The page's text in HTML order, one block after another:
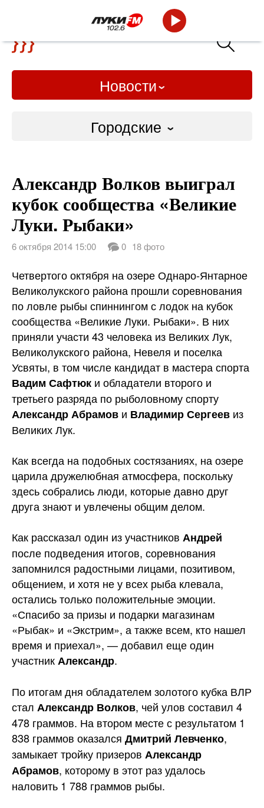
Новости
Городские
Слово Дело
Народные
ВТРК
Александр Волков выиграл
кубок сообщества «Великие
Луки. Рыбаки»
6 октября 2014 15:00 0 18 фото
Четвертого октября на озере Однаро-Янтарное
Великолукского района прошли соревнования
по ловле рыбы спиннингом с лодок на кубок
сообщества «Великие Луки. Рыбаки». В них
приняли участи 43 человека из Великих Лук,
Великолукского района, Невеля и поселка
Усвяты, в том числе кандидат в мастера спорта
Вадим Сафтюк и обладатели второго и
третьего разряда по рыболовному спорту
Александр Абрамов и Владимир Сергеев из
Великих Лук.
Как всегда на подобных состязаниях, на озере
царила дружелюбная атмосфера, поскольку
здесь собрались люди, которые давно друг
друга знают и увлечены общим делом.
Как рассказал один из участников Андрей
после подведения итогов, соревнования
запомнился радостными лицами, позитивом,
общением, и хотя не у всех рыба клевала,
остались только положительные эмоции.
«Спасибо за призы и подарки магазинам
«Рыбак» и «Экстрим», а также всем, кто нашел
время и приехал», — добавил еще один
участникАлександр.
По итогам дня обладателем золотого кубка ВЛР
стал Александр Волков, чей улов составил 4
478 граммов. На втором месте с результатом 1
838 граммов оказался Дмитрий Левченко,
замыкает тройку призеров Александр
Абрамов, которому в этот раз удалось
наловить 1 788 граммов рыбы.